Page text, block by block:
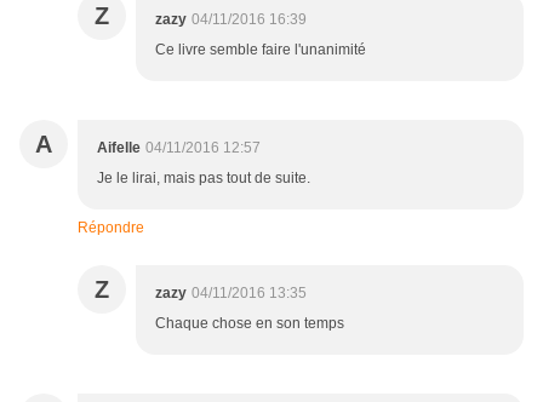
Z zazy 04/11/2016 16:39
Ce livre semble faire l'unanimité
A Aifelle 04/11/2016 12:57
Je le lirai, mais pas tout de suite.
Répondre
Z zazy 04/11/2016 13:35
Chaque chose en son temps